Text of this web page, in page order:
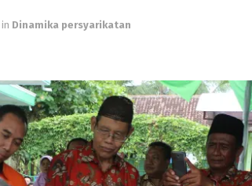
in Dinamika persyarikatan